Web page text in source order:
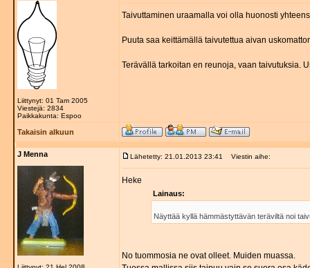
Liittynyt: 01 Tam 2005
Viestejä: 2834
Paikkakunta: Espoo
Taivuttaminen uraamalla voi olla huonosti
Puuta saa keittämällä taivutettua aivan
Terävällä tarkoitan en reunoja, vaan taivutuksia.
Takaisin alkuun
J Menna Lähetetty: 21.01.2013 23:41 Viestin aihe:
Heke
Lainaus:
Näyttää kyllä hämmästyttävän teräviltä noi
No tuommosia ne ovat olleet. Muiden muassa.